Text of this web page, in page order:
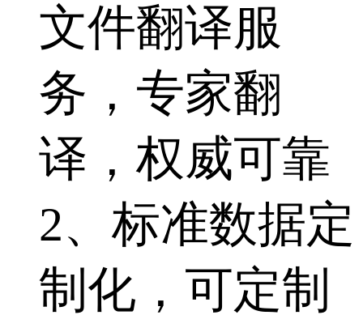
文件翻译服
务，专家翻
译，权威可靠
2、标准数据定
制化，可定制